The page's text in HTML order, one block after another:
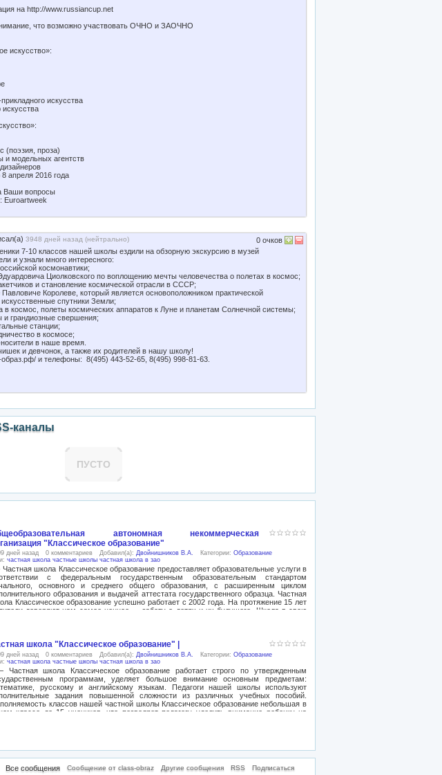
на http://www.russiancup.net
что возможно участвовать ОЧНО и ЗАОЧНО
искусство»:
искусства
искусства
(поэзия, проза)
и модельных агентств
апреля 2016 года
Ваши вопросы
Euroartweek
3948 дней назад (нейтрально)
7-10 классов нашей школы ездили на обзорную экскурсию в музей
и узнали много интересного:
космонавтики;
Циолковского по воплощению мечты человечества о полетах в космос;
и становление космической отрасли в СССР;
Павловиче Королеве, который является основоположником практической
спутники Земли;
в космос, полеты космических аппаратов к Луне и планетам Солнечной системы;
грандиозные свершения;
станции;
в космосе;
в наше время.
и девчонок, а также их родителей в нашу школу!
и телефоны: 8(495) 443-52-65, 8(495) 998-81-63.
0 очков
каналы
ПУСТО
автономная некоммерческая
"Классическое образование"
дней назад 0 комментариев Добавил(а): Двойнишников В.А. Категории: Образование
частная школа частные школы частная школа в зао
школа Классическое образование предоставляет образовательные услуги в
с федеральным государственным образовательным стандартом
основного и среднего общего образования, с расширенным циклом
образования и выдачей аттестата государственного образца. Частная
Классическое образование успешно работает с 2002 года. На протяжение 15 лет
доверяют нам самое ценное — заботу о детях и их будущего. Школа в свою
гарантируя этим качественное и комфортное обучение и пребывание в школе.
младших классов нашей школы окружены заботой, как в семье, но и при этом, в
строгости. Дети осваивают государственную программу с новым
стандартом, готовятся к ответственной и усложненной работе в
Ребят учат дружить и находить взаимодействие в команде, уютно
себя в коллективе. С 1-го класса дети в школе Классическое образование
английский язык, с 5-го класса занимаются с носителем английского языка.
без вступительного взноса и без оплаты летних месяцев.
школа "Классическое образование" |
дней назад 0 комментариев Добавил(а): Двойнишников В.А. Категории: Образование
частная школа частные школы частная школа в зао
Частная школа Классическое образование работает строго по утвержденным
программам, уделяет большое внимание основным предметам:
русскому и английскому языкам. Педагоги нашей школы используют
задания повышенной сложности из различных учебных пособий.
классов нашей частной школы Классическое образование небольшая в
классе до 15 учеников, что позволяет педагогу уделить внимание ребенку на
в команде и быстро разрабатывать эффективные решения сложных задач,
социализации в современном обществе. Школа без вступительного взноса и
Все сообщения Сообщение от class-obraz Другие сообщения RSS Подписаться